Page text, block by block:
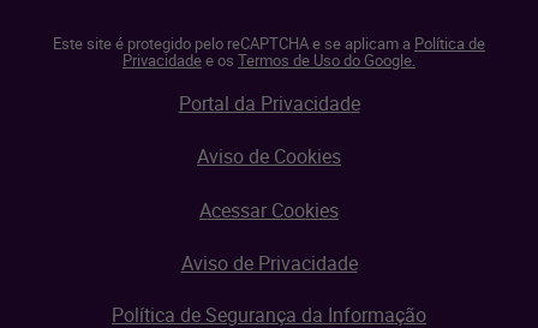
Este site é protegido pelo reCAPTCHA e se aplicam a Política de
Privacidadee os Termos de Uso do Google.
Portal da Privacidade
Aviso de Cookies
Acessar Cookies
Aviso de Privacidade
Política de Segurança da Informação